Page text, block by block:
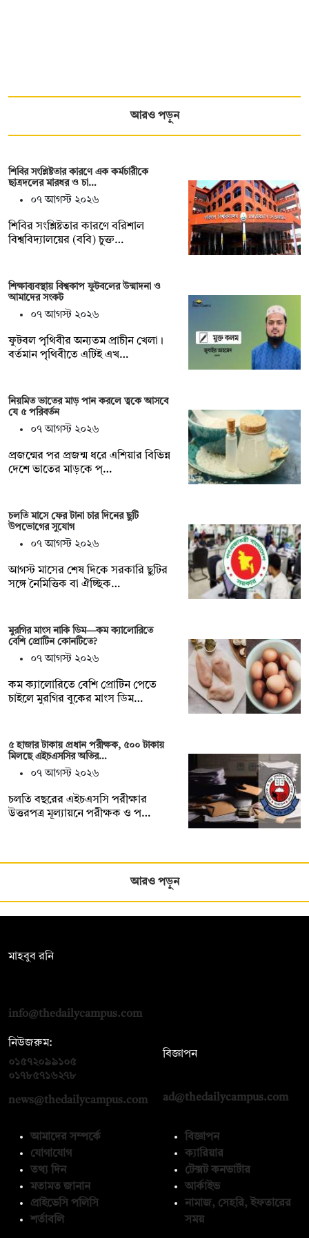
আরও পড়ুন
শিবির সংশ্লিষ্টতার কারণে এক কর্মচারীকে
ছাত্রদলের মারধর ও চা…
০৭ আগস্ট ২০২৬
শিবির সংশ্লিষ্টতার কারণে বরিশাল
বিশ্ববিদ্যালয়ের (ববি) চুক্ত…
শিক্ষাব্যবস্থায় বিশ্বকাপ ফুটবলের উন্মাদনা ও
আমাদের সংকট
০৭ আগস্ট ২০২৬
ফুটবল পৃথিবীর অন্যতম প্রাচীন খেলা।
বর্তমান পৃথিবীতে এটিই এখ…
নিয়মিত ভাতের মাড় পান করলে ত্বকে আসবে
যে ৫ পরিবর্তন
০৭ আগস্ট ২০২৬
প্রজন্মের পর প্রজন্ম ধরে এশিয়ার বিভিন্ন
দেশে ভাতের মাড়কে প্…
চলতি মাসে ফের টানা চার দিনের ছুটি
উপভোগের সুযোগ
০৭ আগস্ট ২০২৬
আগস্ট মাসের শেষ দিকে সরকারি ছুটির
সঙ্গে নৈমিত্তিক বা ঐচ্ছিক…
মুরগির মাংস নাকি ডিম—কম ক্যালোরিতে
বেশি প্রোটিন কোনটিতে?
০৭ আগস্ট ২০২৬
কম ক্যালোরিতে বেশি প্রোটিন পেতে
চাইলে মুরগির বুকের মাংস ডিম…
৫ হাজার টাকায় প্রধান পরীক্ষক, ৫০০ টাকায়
মিলছে এইচএসসির অতির…
০৭ আগস্ট ২০২৬
চলতি বছরের এইচএসসি পরীক্ষার
উত্তরপত্র মূল্যায়নে পরীক্ষক ও প…
আরও পড়ুন
মাহবুব রনি
info@thedailycampus.com
নিউজরুম:
০১৫৭২০৯৯১০৫
০১৭৮৫৭১৬২৭৮
news@thedailycampus.com
বিজ্ঞাপন
ad@thedailycampus.com
আমাদের সম্পর্কে
যোগাযোগ
তথ্য দিন
মতামত জানান
প্রাইভেসি পলিসি
শর্তাবলি
বিজ্ঞাপন
ক্যারিয়ার
টেক্সট কনভার্টার
আর্কাইভ
নামাজ, সেহরি, ইফতারের
সময়